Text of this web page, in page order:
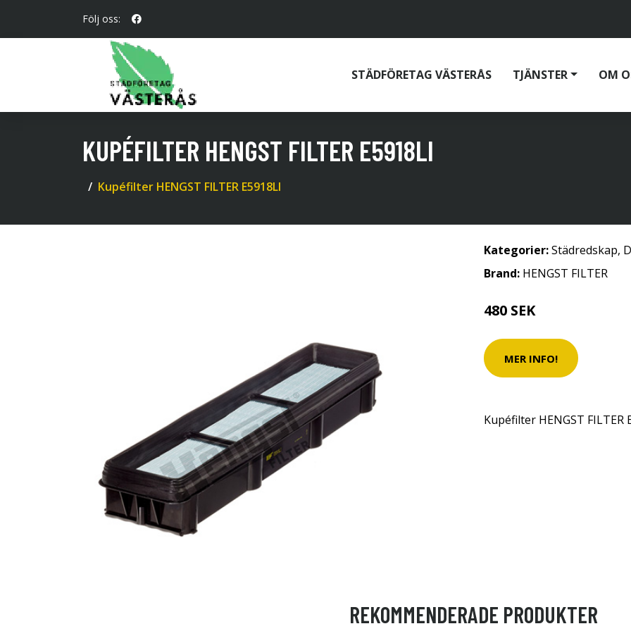
Följ oss:
STÄDFÖRETAG VÄSTERÅS TJÄNSTER OM
KUPÉFILTER HENGST FILTER E5918LI
Kupéfilter HENGST FILTER E5918LI
Kategorier:Städredskap,
Brand: HENGST FILTER
480 SEK
MER INFO!
Kupéfilter HENGST FILTER
REKOMMENDERADE PRODUKTER